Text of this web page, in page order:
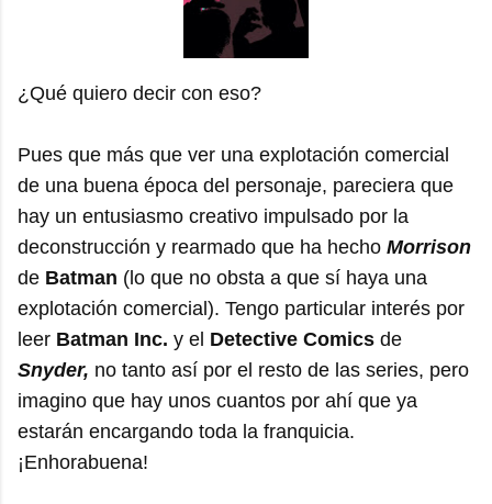
¿Qué quiero decir con eso?
Pues que más que ver una explotación comercial
de una buena época del personaje, pareciera que
hay un entusiasmo creativo impulsado por la
deconstrucción y rearmado que ha hecho Morrison
de Batman (lo que no obsta a que sí haya una
explotación comercial). Tengo particular interés por
leer Batman Inc. y el Detective Comics de
Snyder, no tanto así por el resto de las series, pero
imagino que hay unos cuantos por ahí que ya
estarán encargando toda la franquicia.
¡Enhorabuena!